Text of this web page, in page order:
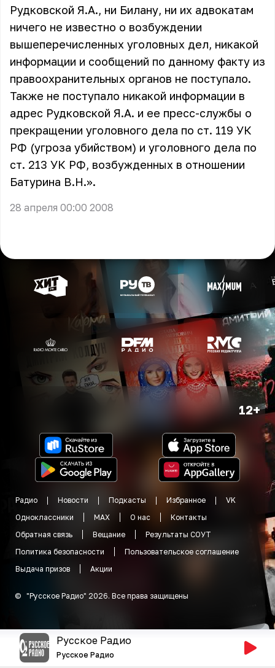
Рудковской Я.А., ни Билану, ни их адвокатам
ничего не известно о возбуждении
вышеперечисленных уголовных дел, никакой
информации и сообщений по данному факту из
правоохранительных органов не поступало.
Также не поступало никакой информации в
адрес Рудковской Я.А. и ее пресс-службы о
прекращении уголовного дела по ст. 119 УК
РФ (угроза убийством) и уголовного дела по
ст. 213 УК РФ, возбужденных в отношении
Батурина В.Н.».
28 апреля 00:00 2008
12+
Радио Новости Подкасты Избранное
VK
Одноклассники
MAX О нас
Контакты
Обратная связь
Вещание
Результаты СОУТ
Политика безопасности
Пользовательское соглашение
Выдача призов
Акции
© "Русское Радио" 2026. Все права защищены
Русское Радио
Русское Радио